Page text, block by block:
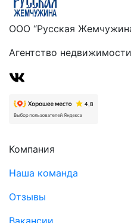
ООО “Русская
Агентство недвижимости
Компания
Наша команда
Отзывы
Вакансии